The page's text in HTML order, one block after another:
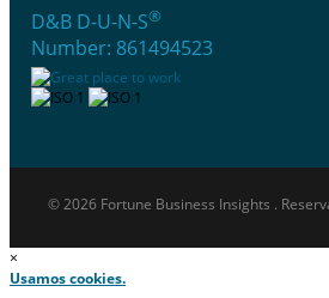
D&B D-U-N-S®
Number: 861494523
© 2026 Fortune Business Insights .
×
Usamos cookies.